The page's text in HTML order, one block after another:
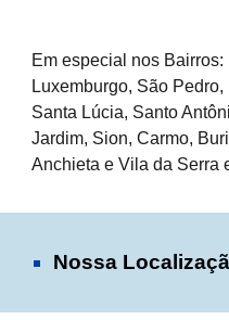
Em especial nos Bairros:
Luxemburgo, São
Santa Lúcia, Santo
Jardim, Sion, Carmo,
Anchieta e Vila da Serra
Nossa